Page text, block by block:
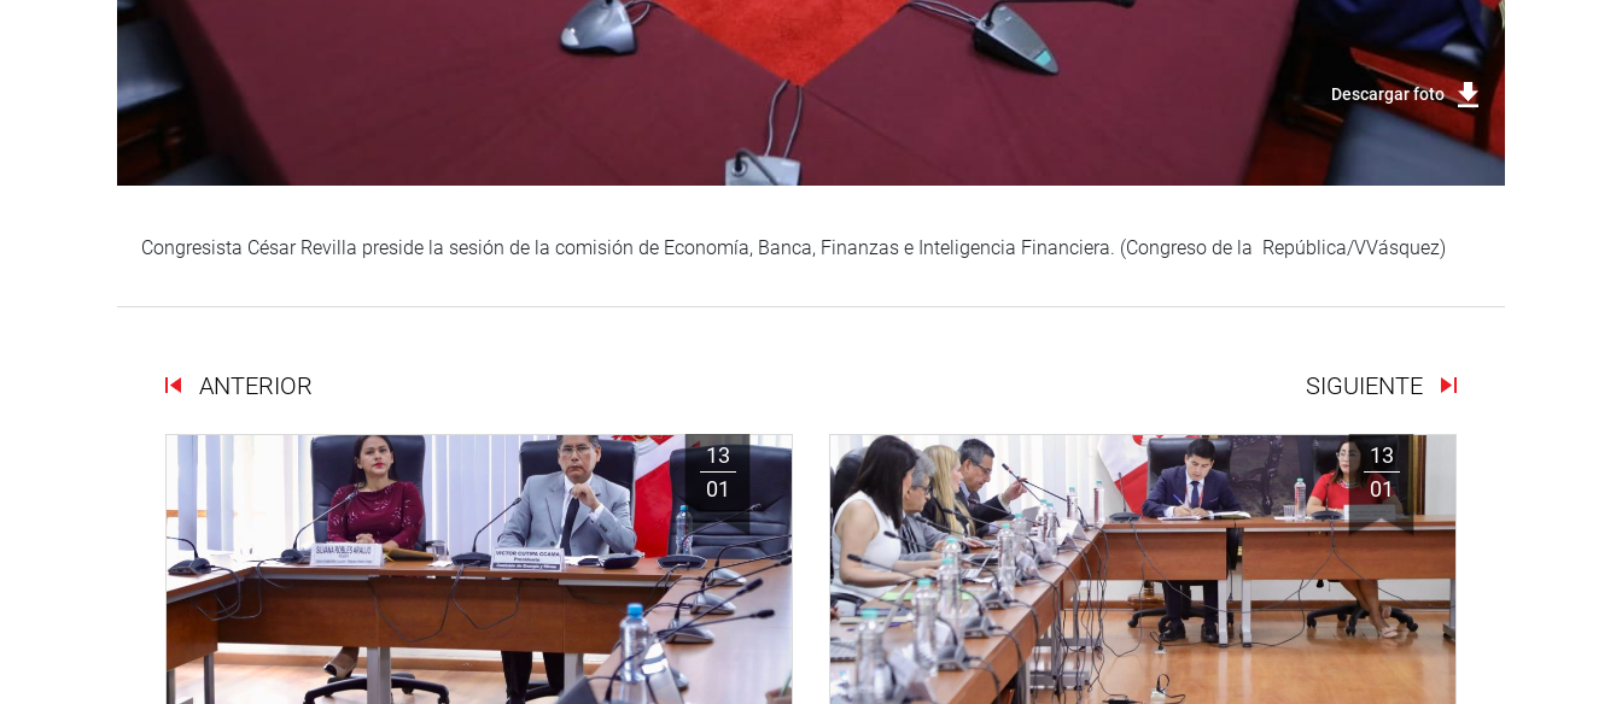
Descargar foto
Congresista César Revilla preside la sesión de la comisión de Economía, Banca, Finanzas e Inteligencia Financiera. (Congreso de la República/VVásquez)
ANTERIOR SIGUIENTE
13
01
13
01